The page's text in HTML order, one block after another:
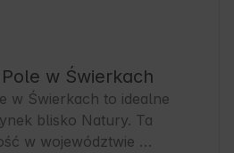
w Świerkach
w Świerkach to idealne
blisko Natury. Ta
w województwie